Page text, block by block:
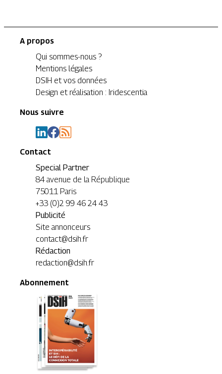
A propos
Qui sommes-nous ?
Mentions légales
DSIH et vos données
Design et réalisation : Iridescentia
Nous suivre
Contact
Special Partner
84 avenue de la République
75011 Paris
+33 (0)2 99 46 24 43
Publicité
Site annonceurs
contact@dsih.fr
Rédaction
redaction@dsih.fr
Abonnement